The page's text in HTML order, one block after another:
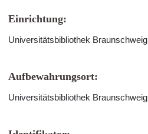
Einrichtung:
Universitätsbibliothek Braunschweig
Aufbewahrungsort:
Universitätsbibliothek Braunschweig